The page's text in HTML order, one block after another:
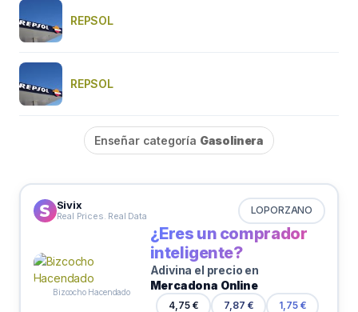
REPSOL
REPSOL
Enseñar categoría Gasolinera
Sivix
Real Prices. Real Data LOPORZANO
Bizcocho Hacendado
¿Eres un comprador
inteligente?
Adivina el precio en
Mercadona Online
4,75 € 7,87 € 1,75 €